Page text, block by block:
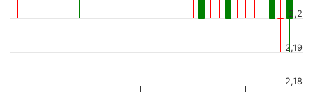
2,18
2,19
2,2